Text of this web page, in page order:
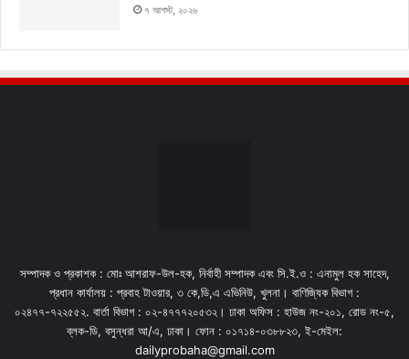
৭ আগস্ট, ২০২৬
সম্পাদক ও প্রকাশক : মোঃ আশরাফ-উল-হক, নির্বাহী সম্পাদক এবং সি.ই.ও : এনামুল হক সাহেদ,
প্রধান কার্যালয় : প্রবাহ টাওয়ার, ৩ কে,ডি,এ এভিনিউ, খুলনা। বাণিজ্যিক বিভাগ :
০২৪৭৭-৭২২৫৫২. বার্তা বিভাগ : ০২-৪৭৭৭২০৫৩২। ঢাকা অফিস : হাউজ নং-২০১, রোড নং-৫,
ব্লক-ডি, বসুন্ধরা আ/এ, ঢাকা। ফোন : ০১৭১৪-০৩৮৮২৩, ই-মেইল:
dailyprobaha@gmail.com